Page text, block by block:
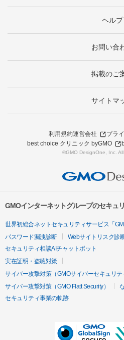
ヘルプ
お問い合
掲載のご
サイトマ
利用規約運営会社
プラ
best choice クリニック byGMO
©GMO DesignOne, Inc. All
GMOインターネットグループのセキュ
世界初総合ネットセキュリティサービス「
パスワード漏洩診断
Webサイトリスク診
セキュリティ相談AIチャットボット
実在証明・盗聴対策
サイバー攻撃対策（GMOサイバーセキュリテ
サイバー攻撃対策（GMO Flatt Security）
セキュリティ事業の軌跡